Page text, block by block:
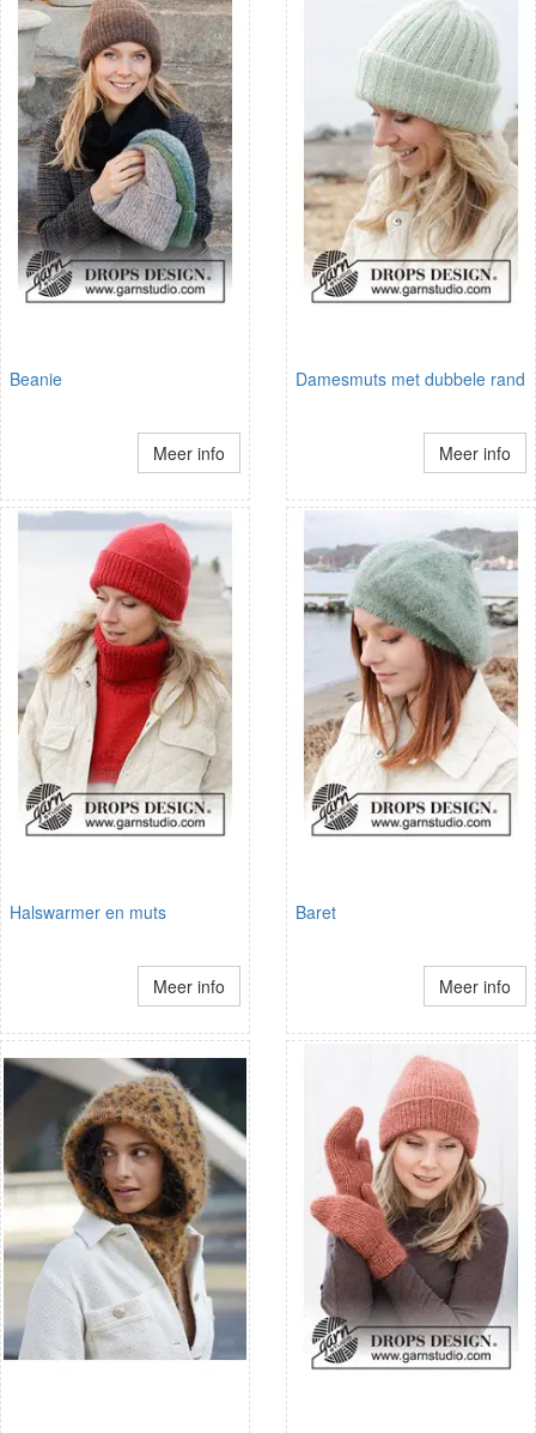
Beanie
Meer info
Damesmuts met dubbele rand
Meer info
Halswarmer en muts
Meer info
Baret
Meer info